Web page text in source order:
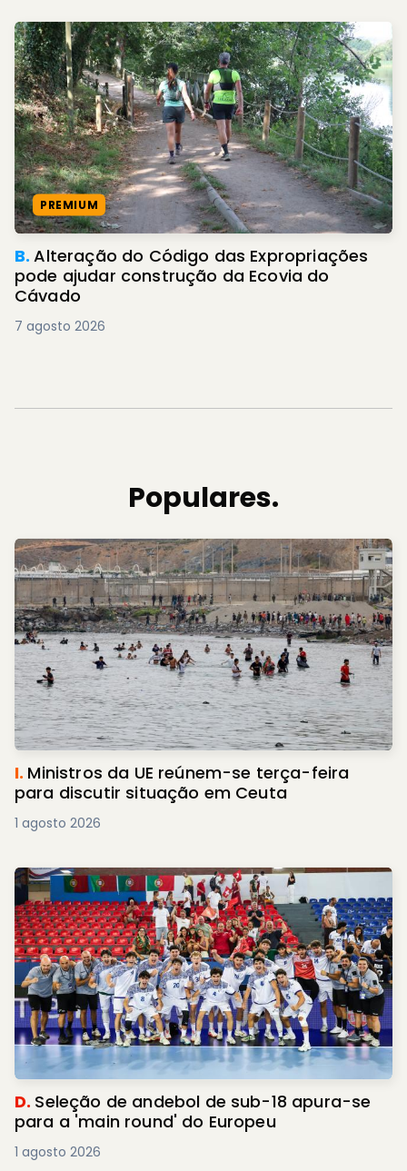
PREMIUM
B.Alteração do Código das Expropriações
pode ajudar construção da Ecovia do
Cávado
7 agosto 2026
Populares.
I. Ministros da UE reúnem-se terça-feira
para discutir situação em Ceuta
1 agosto 2026
D. Seleção de andebol de sub-18 apura-se
para a 'main round' do Europeu
1 agosto 2026